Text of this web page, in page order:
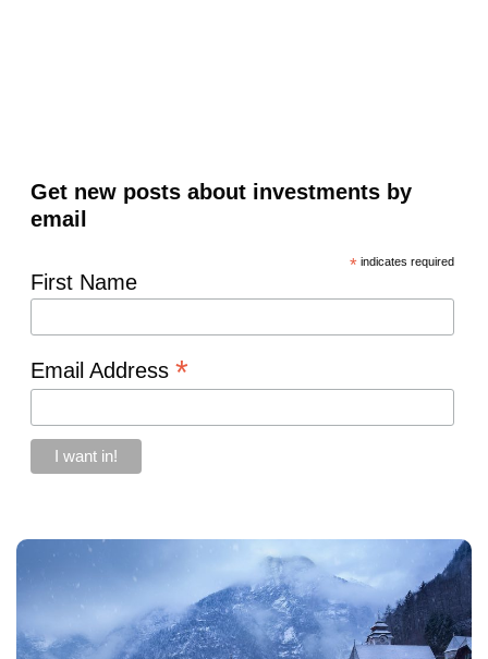
Get new posts about investments by
email
*indicates required
First Name
Email Address *